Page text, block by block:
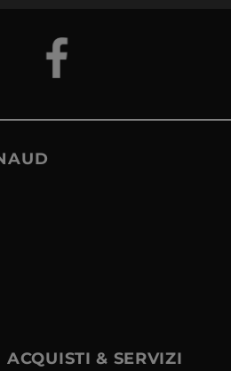
ACQUISTI & SERVIZI